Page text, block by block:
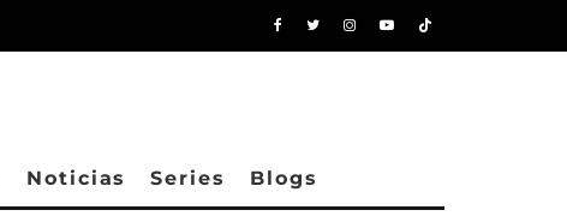
Noticias Series Blogs